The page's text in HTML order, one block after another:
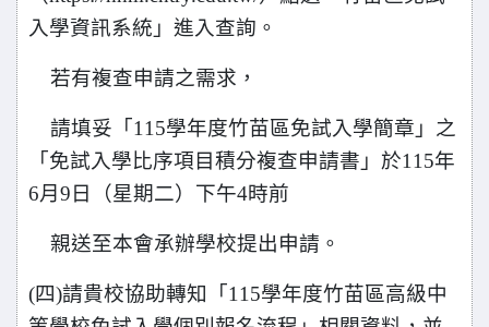
入學資訊系統」進入查詢。
若有複查申請之需求，
請填妥「115學年度竹苗區免試入學簡章」之
「免試入學比序項目積分複查申請書」於115年
6月9日（星期二）下午4時前
親送至本會承辦學校提出申請。
(四)請貴校協助轉知「115學年度竹苗區高級中